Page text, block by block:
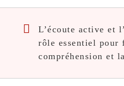
L’écoute active et
rôle essentiel pour
compréhension et